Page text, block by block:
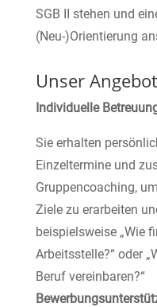
SGB II stehen und
(Neu-)Orientierung
Unser
Individuelle
Sie erhalten
Einzeltermine und
Gruppencoaching,
Ziele zu erarbeiten
beispielsweise „Wie
Arbeitsstelle?“ oder
Beruf vereinbaren?“